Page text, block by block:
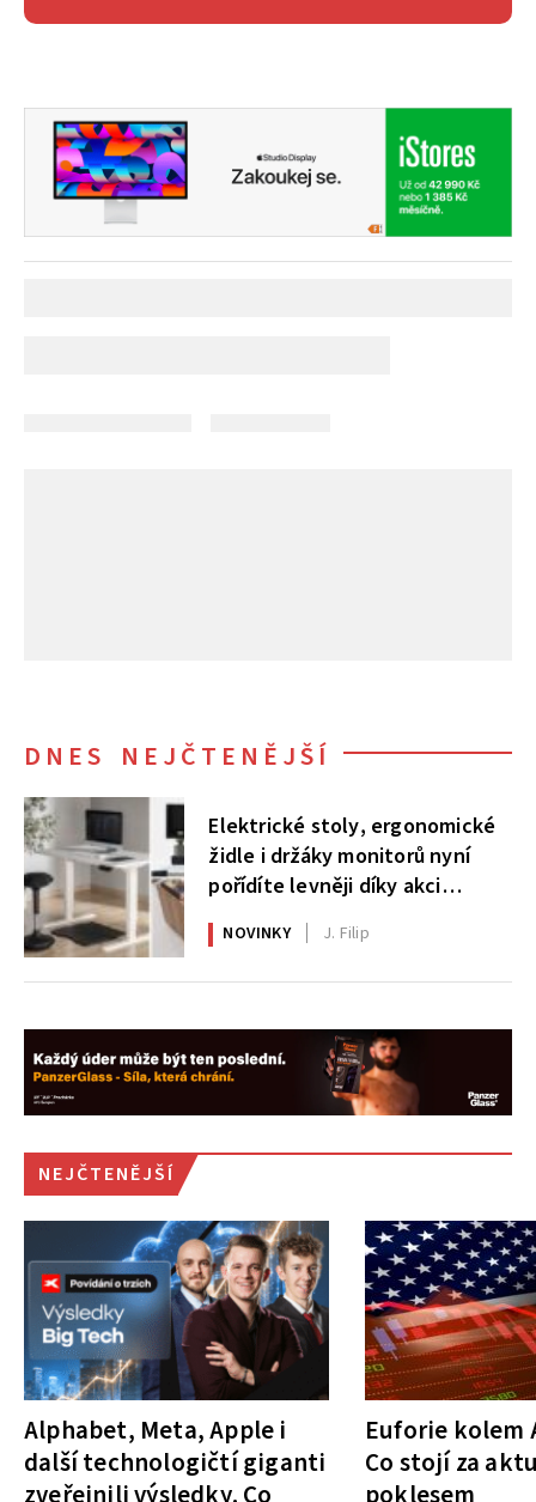
DNES NEJČTENĚJŠÍ
Elektrické stoly, ergonomické
židle i držáky monitorů nyní
pořídíte levněji díky akci
AlzaErgo
NOVINKY J. Filip
NEJČTENĚJŠÍ
Alphabet, Meta, Apple i
další technologičtí giganti
zveřejnili výsledky. Co
Euforie kolem
Co stojí za
poklesem